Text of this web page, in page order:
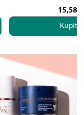
15,58
Kupite